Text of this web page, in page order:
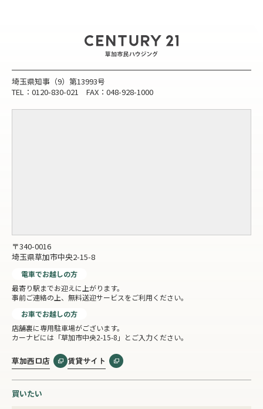
埼玉県知事（9）第13993号
TEL：0120-830-021 FAX：048-928-1000
〒340-0016
埼玉県草加市中央2-15-8
電車でお越しの方
最寄り駅までお迎えに上がります。
事前ご連絡の上、無料送迎サービスをご利用ください。
お車でお越しの方
店舗裏に専用駐車場がございます。
カーナビには「草加市中央2-15-8」とご入力ください。
草加西口店 賃貸サイト
買いたい